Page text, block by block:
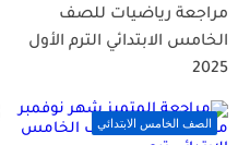
مراجعة رياضيات للصف
الخامس الابتدائي الترم الأول
2025
الصف الخامس الابتدائي